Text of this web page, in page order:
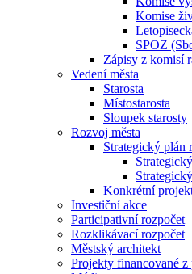
Komise
SPOZ
Zápisy z komisí
Vedení města
Starosta
Místostarosta
Sloupek starosty
Rozvoj města
Strategický plán
Konkrétní
Investiční akce
Participativní rozpočet
Rozklikávací rozpočet
Městský architekt
Projekty financované